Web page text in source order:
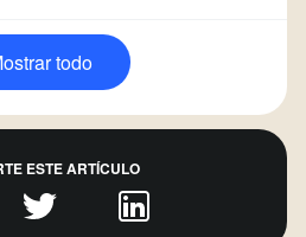
todo
ESTE ARTÍCULO